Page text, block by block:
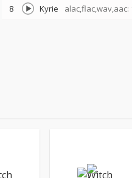
8
Kyrie alac,flac,wav,aac: